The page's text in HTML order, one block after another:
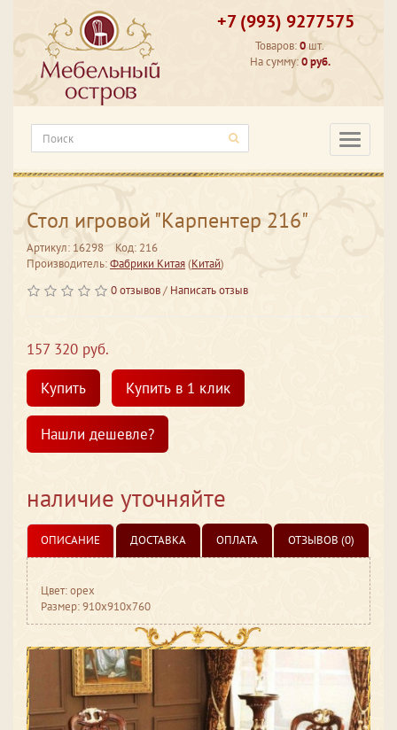
+7 (993) 9277575
Товаров:0 шт.
На сумму:0 руб.
Стол игровой "Карпентер 216"
Артикул: 16298
Код: 216
Производитель:Фабрики Китая(Китай)
0 отзывов/ Написать отзыв
157 320 руб.
Купить
Купить в 1 клик
Нашли дешевле?
наличие уточняйте
ОПИСАНИЕ ДОСТАВКА ОПЛАТА ОТЗЫВОВ (0)
Цвет: орех
Размер: 910x910x760